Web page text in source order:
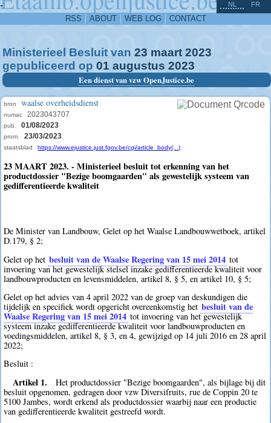
-
RSS ABOUT WEB LOG CONTACT
NL FR
Ministerieel Besluit van 23 maart 2023
gepubliceerd op 01 augustus 2023
Een dienst van vzw OpenJustice.be
bron waalse overheidsdienst
numac 2023043707
pub. 01/08/2023
prom. 23/03/2023
staatsblad https://www.ejustice.just.fgov.be/cgi/article_body(...)
23 MAART 2023. - Ministerieel besluit tot erkenning van het
productdossier "Bezige boomgaarden" als gewestelijk systeem van
gedifferentieerde kwaliteit
De Minister van Landbouw, Gelet op het Waalse Landbouwwetboek, artikel
D.179, § 2;
Gelet op het besluit van de Waalse Regering van 15 mei 2014 tot
invoering van het gewestelijk stelsel inzake gedifferentieerde kwaliteit voor
landbouwproducten en levensmiddelen, artikel 8, § 5, en artikel 10, § 5;
Gelet op het advies van 4 april 2022 van de groep van deskundigen die
tijdelijk en specifiek wordt opgericht overeenkomstig het besluit van de
Waalse Regering van 15 mei 2014 tot invoering van het gewestelijk
systeem inzake gedifferentieerde kwaliteit voor landbouwproducten en
voedingsmiddelen, artikel 8, § 3, en 4, gewijzigd op 14 juli 2016 en 28 april
2022;
Besluit :
Artikel 1.
Het productdossier "Bezige boomgaarden", als bijlage bij dit
besluit opgenomen, gedragen door vzw Diversifruits, rue de Coppin 20 te
5100 Jambes, wordt erkend als productdossier waarbij naar een productie
van gedifferentieerde kwaliteit gestreefd wordt.
^